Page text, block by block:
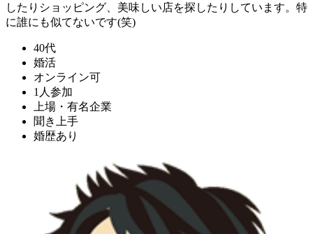
したりショッピング、美味しい店を探したりしています。特
に誰にも似てないです(笑)
40代
婚活
オンライン可
1人参加
上場・有名企業
聞き上手
婚歴あり